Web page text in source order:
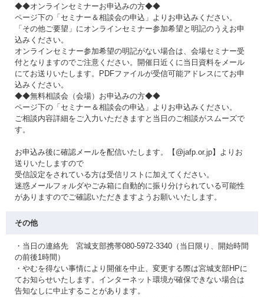
◆◆オンラインセミナーお申込みの方◆◆
ページ下の「セミナー＆相談会の申込」よりお申込みください。
「その他ご要望」にオンラインセミナー参加希望と明記のうえお申
込みください。
オンラインセミナー参加希望の明記がない場合は、会場セミナー受
付となりますのでご注意ください。開催日近くに当日資料をメール
にてお送りいたします。PDFファイルが受信可能アドレスにてお申
込みください。
◆◆無料相談会（会場）お申込みの方◆◆
ページ下の「セミナー＆相談会の申込」よりお申込みください。
ご相談内容詳細をご入力いただきますと当日のご相談がスムーズで
す。
お申込み後に確認メールを配信いたします。【@jafp.or.jp】よりお
送りいたしますので
受信設定をされている方は受信リストに加えてください。
迷惑メールフォルダやごみ箱に自動的に振り分けられている可能性
がありますのでご確認いただきますようお願いいたします。
その他
・当日の連絡先 宮城支部携帯080-5972-3340（当日限り、開始時間
の前後1時間）
・やむを得ない事情により開催を中止、変更する際は宮城支部HPに
てお知らせいたします。インターネット環境が確保できない場合は
告知なしに中止することがあります。